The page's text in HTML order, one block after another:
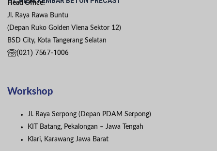
Head Office:
Jl. Raya Rawa Buntu
(Depan Ruko Golden Viena Sektor 12)
BSD City, Kota Tangerang Selatan
(021) 7567-1006
Workshop
Jl. Raya Serpong (Depan PDAM Serpong)
KIT Batang, Pekalongan – Jawa Tengah
Klari, Karawang Jawa Barat